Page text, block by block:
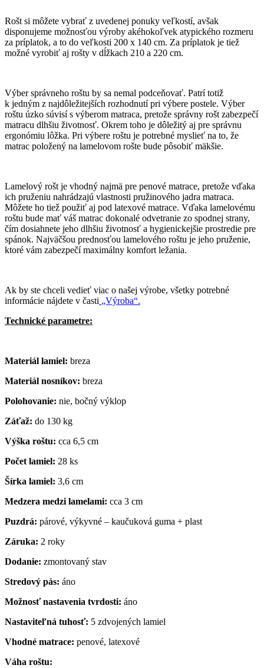
Rošt si môžete vybrať z uvedenej ponuky veľkostí, avšak
disponujeme možnosťou výroby akéhokoľvek atypického rozmeru
za príplatok, a to do veľkosti 200 x 140 cm. Za príplatok je tiež
možné vyrobiť aj rošty v dĺžkach 210 a 220 cm.
Výber správneho roštu by sa nemal podceňovať. Patrí totiž
k jedným z najdôležitejších rozhodnutí pri výbere postele. Výber
roštu úzko súvisí s výberom matraca, pretože správny rošt zabezpečí
matracu dlhšiu životnosť. Okrem toho je dôležitý aj pre správnu
ergonómiu lôžka. Pri výbere roštu je potrebné myslieť na to, že
matrac položený na lamelovom rošte bude pôsobiť mäkšie.
Lamelový rošt je vhodný najmä pre penové matrace, pretože vďaka
ich pruženiu nahrádzajú vlastnosti pružinového jadra matraca.
Môžete ho tiež použiť aj pod latexové matrace. Vďaka lamelovému
roštu bude mať váš matrac dokonalé odvetranie zo spodnej strany,
čím dosiahnete jeho dlhšiu životnosť a hygienickejšie prostredie pre
spánok. Najväčšou prednosťou lamelového roštu je jeho pruženie,
ktoré vám zabezpečí maximálny komfort ležania.
Ak by ste chceli vedieť viac o našej výrobe, všetky potrebné
informácie nájdete v časti „Výroba“.
Technické parametre:
Materiál lamiel: breza
Materiál nosníkov: breza
Polohovanie: nie, bočný výklop
Záťaž: do 130 kg
Výška roštu: cca 6,5 cm
Počet lamiel: 28 ks
Šírka lamiel: 3,6 cm
Medzera medzi lamelami: cca 3 cm
Puzdrá: párové, výkyvné – kaučuková guma + plast
Záruka: 2 roky
Dodanie: zmontovaný stav
Stredový pás: áno
Možnosť nastavenia tvrdosti: áno
Nastaviteľná tuhosť: 5 zdvojených lamiel
Vhodné matrace: penové, latexové
Váha roštu: